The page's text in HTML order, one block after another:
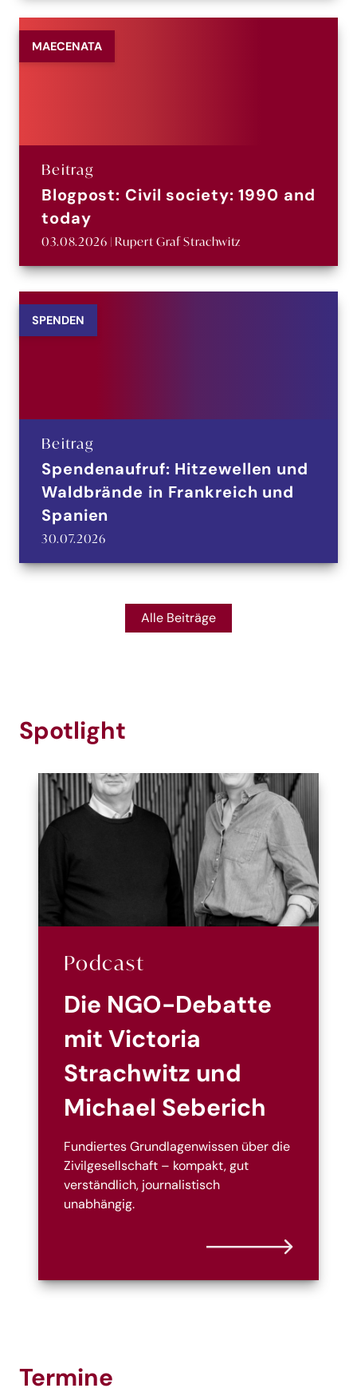
MAECENATA
Beitrag
Blogpost: Civil society: 1990 and
today
03.08.2026 | Rupert Graf Strachwitz
SPENDEN
Beitrag
Spendenaufruf: Hitzewellen und
Waldbrände in Frankreich und
Spanien
30.07.2026
Alle Beiträge
Spotlight
Podcast
Die NGO-Debatte
mit Victoria
Strachwitz und
Michael Seberich
Fundiertes Grundlagenwissen über die
Zivilgesellschaft – kompakt, gut
verständlich, journalistisch
unabhängig.
Termine